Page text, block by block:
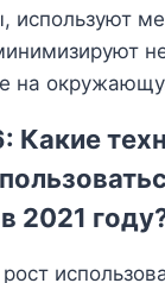
используют
на
Какие
2021